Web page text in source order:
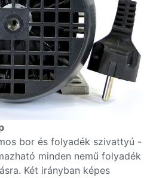
bor és folyadék szivattyú -
minden nemű folyadék
Két irányban képes